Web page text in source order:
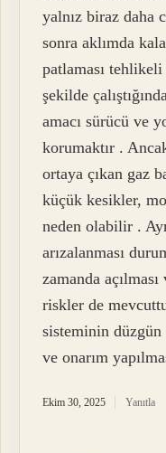
yalnız biraz daha
sonra aklımda
patlaması
şekilde
amacı sürücü ve
korumaktır .
ortaya çıkan gaz
küçük kesikler,
neden olabilir .
arızalanması
zamanda
riskler de
sisteminin düzgün
ve onarım
Ekim 30, 2025 Yanıtla